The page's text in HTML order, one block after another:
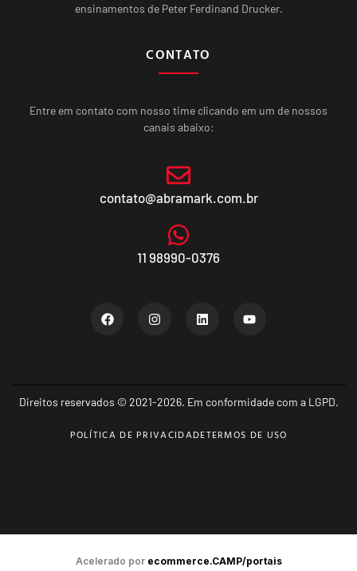
ensinamentos de Peter Ferdinand Drucker.
CONTATO
Entre em contato com nosso time clicando em um de nossos
canais abaixo:
contato@abramark.com.br
11 98990-0376
Direitos reservados © 2021-2026. Em conformidade com a LGPD.
POLÍTICA DE PRIVACIDADETERMOS DE USO
Acelerado por ecommerce.CAMP/portais